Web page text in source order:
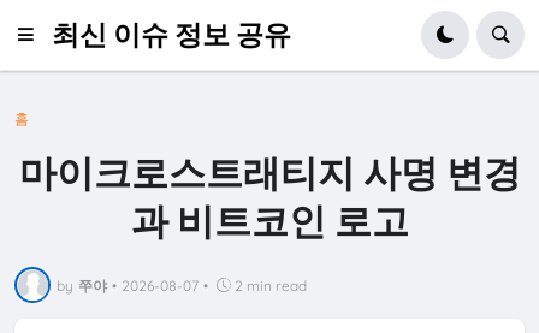
최신 이슈 정보 공유
홈
마이크로스트래티지 사명 변경
과 비트코인 로고
by 쭈야 • 2026-08-07 • 2 min read